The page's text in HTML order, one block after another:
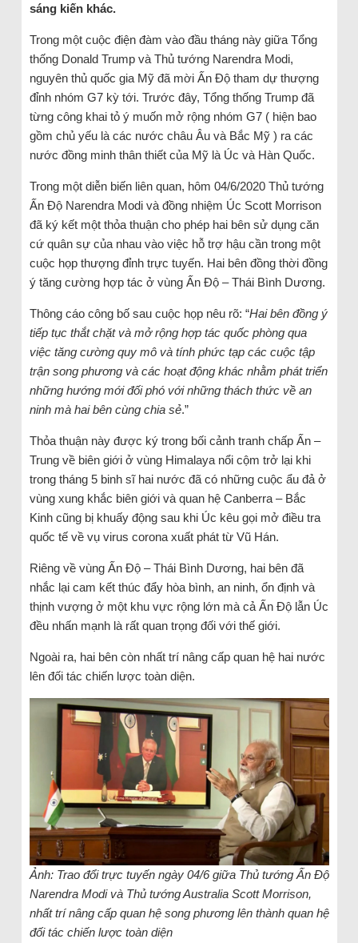
sáng kiến khác.
Trong một cuộc điện đàm vào đầu tháng này giữa Tổng
thống Donald Trump và Thủ tướng Narendra Modi,
nguyên thủ quốc gia Mỹ đã mời Ấn Độ tham dự thượng
đỉnh nhóm G7 kỳ tới. Trước đây, Tổng thống Trump đã
từng công khai tỏ ý muốn mở rộng nhóm G7 ( hiện bao
gồm chủ yếu là các nước châu Âu và Bắc Mỹ ) ra các
nước đồng minh thân thiết của Mỹ là Úc và Hàn Quốc.
Trong một diễn biến liên quan, hôm 04/6/2020 Thủ tướng
Ấn Độ Narendra Modi và đồng nhiệm Úc Scott Morrison
đã ký kết một thỏa thuận cho phép hai bên sử dụng căn
cứ quân sự của nhau vào việc hỗ trợ hậu cần trong một
cuộc họp thượng đỉnh trực tuyến. Hai bên đồng thời đồng
ý tăng cường hợp tác ở vùng Ấn Độ – Thái Bình Dương.
Thông cáo công bố sau cuộc họp nêu rõ: “Hai bên đồng ý
tiếp tục thắt chặt và mở rộng hợp tác quốc phòng qua
việc tăng cường quy mô và tính phức tạp các cuộc tập
trận song phương và các hoạt động khác nhằm phát triển
những hướng mới đối phó với những thách thức về an
ninh mà hai bên cùng chia sẻ.”
Thỏa thuận này được ký trong bối cảnh tranh chấp Ấn –
Trung về biên giới ở vùng Himalaya nổi cộm trở lại khi
trong tháng 5 binh sĩ hai nước đã có những cuộc ẩu đả ở
vùng xung khắc biên giới và quan hệ Canberra – Bắc
Kinh cũng bị khuấy động sau khi Úc kêu gọi mở điều tra
quốc tế về vụ virus corona xuất phát từ Vũ Hán.
Riêng về vùng Ấn Độ – Thái Bình Dương, hai bên đã
nhắc lại cam kết thúc đẩy hòa bình, an ninh, ổn định và
thịnh vượng ở một khu vực rộng lớn mà cả Ấn Độ lẫn Úc
đều nhấn mạnh là rất quan trọng đối với thế giới.
Ngoài ra, hai bên còn nhất trí nâng cấp quan hệ hai nước
lên đối tác chiến lược toàn diện.
Ảnh: Trao đổi trực tuyến ngày 04/6 giữa Thủ tướng Ấn Độ
Narendra Modi và Thủ tướng Australia Scott Morrison,
nhất trí nâng cấp quan hệ song phương lên thành quan hệ
đối tác chiến lược toàn diện